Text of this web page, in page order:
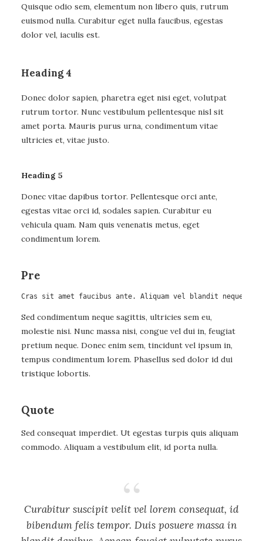
Quisque odio sem, elementum non libero quis, rutrum
euismod nulla. Curabitur eget nulla faucibus, egestas
dolor vel, iaculis est.
Heading 4
Donec dolor sapien, pharetra eget nisi eget, volutpat
rutrum tortor. Nunc vestibulum pellentesque nisl sit
amet porta. Mauris purus urna, condimentum vitae
ultricies et, vitae justo.
Heading 5
Donec vitae dapibus tortor. Pellentesque orci ante,
egestas vitae orci id, sodales sapien. Curabitur eu
vehicula quam. Nam quis venenatis metus, eget
condimentum lorem.
Pre
Cras sit amet faucibus ante. Aliquam vel blandit neque,
Sed condimentum neque sagittis, ultricies sem eu,
molestie nisi. Nunc massa nisi, congue vel dui in, feugiat
pretium neque. Donec enim sem, tincidunt vel ipsum in,
tempus condimentum lorem. Phasellus sed dolor id dui
tristique lobortis.
Quote
Sed consequat imperdiet. Ut egestas turpis quis aliquam
commodo. Aliquam a vestibulum elit, id porta nulla.
Curabitur suscipit velit vel lorem consequat, id
bibendum felis tempor. Duis posuere massa in